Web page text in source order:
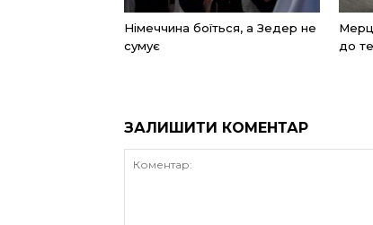
Німеччина боїться, а Зедер не
сумує
Мерц
до
ЗАЛИШИТИ КОМЕНТАР